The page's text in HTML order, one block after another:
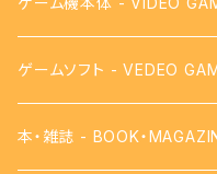
ゲームソフト - VEDEO
【FC】ファミコン -
本・雑誌 - BOOK・